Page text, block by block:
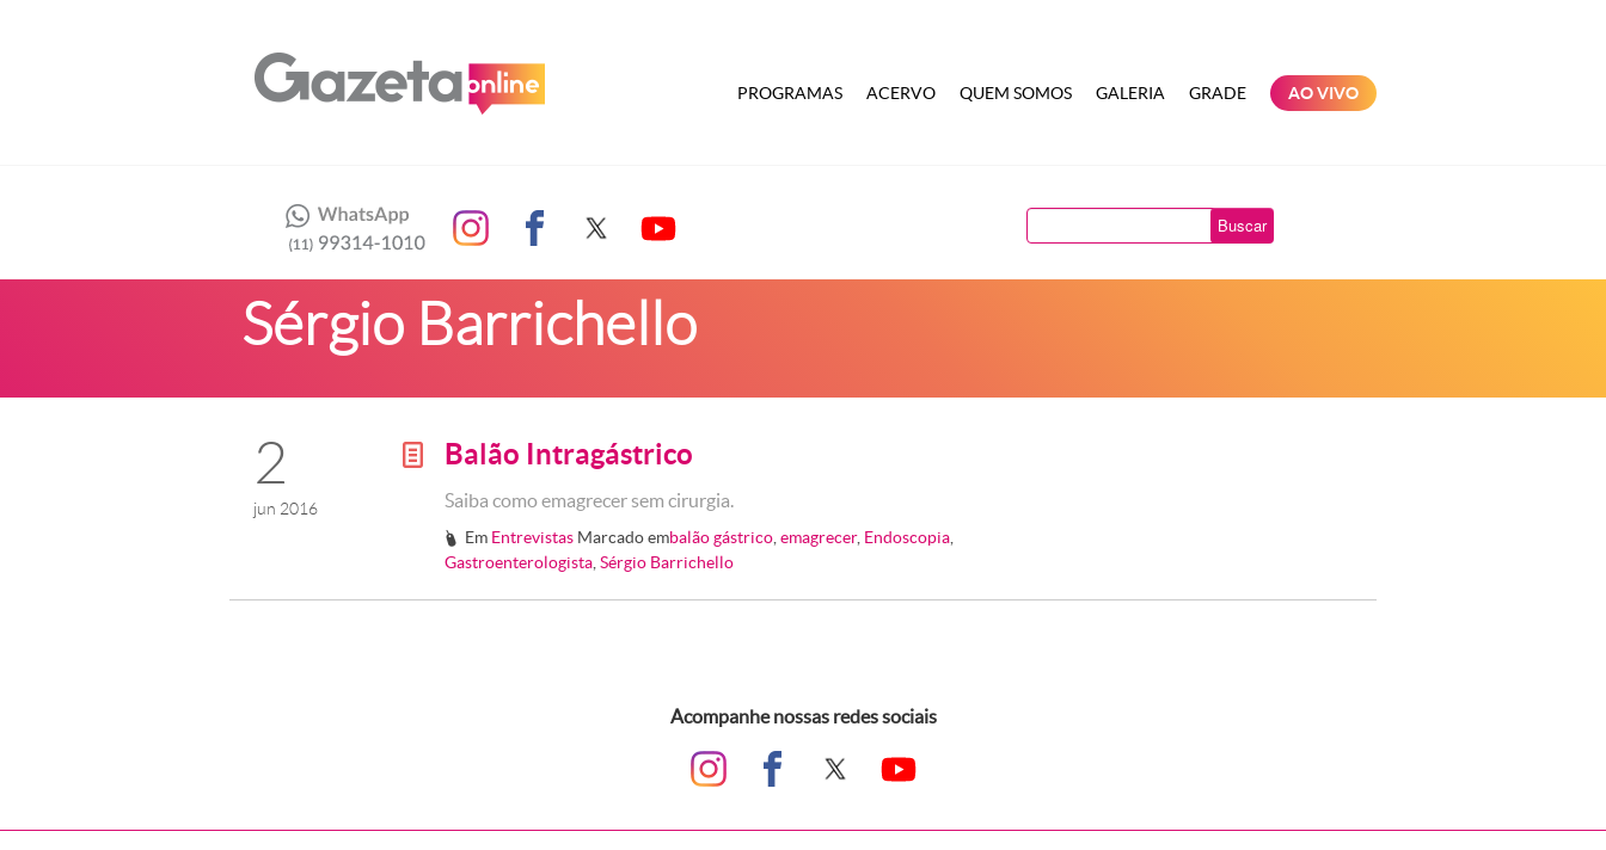
PROGRAMAS ACERVO QUEM SOMOS GALERIA GRADE AO VIVO
Buscar
Sérgio Barrichello
2
jun 2016
g Balão Intragástrico
Saiba como emagrecer sem cirurgia.
# Em Entrevistas Marcado embalão gástrico ,emagrecer, Endoscopia
Gastroenterologista Sérgio Barrichello
Acompanhe nossas redes sociais